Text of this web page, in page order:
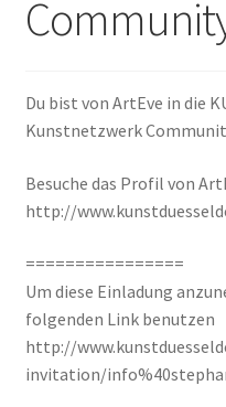
Linoldruck
Zubehör
Bücher
Schule
Du bist von ArtEve in die
Kunstnetzwerk
Besuche das Profil von
http://
================
Um diese Einladung
folgenden Link benutzen
http://
invitation/